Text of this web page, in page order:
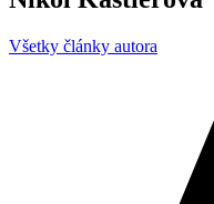
Všetky články autora